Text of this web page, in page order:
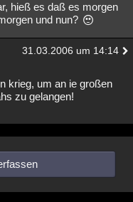
hieß es daß es morgen
und nun?
31.03.2006 um 14:14
krieg, um an ie großen
zu gelangen!